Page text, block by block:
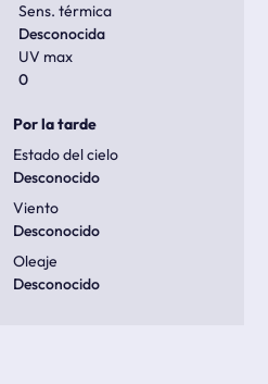
Sens. térmica
Desconocida
UV max
0
Por la tarde
Estado del cielo
Desconocido
Viento
Desconocido
Oleaje
Desconocido